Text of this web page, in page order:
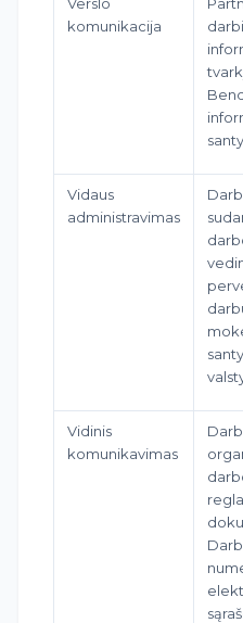
komunikacija
Vidaus
administravimas
Vidinis
komunikavimas